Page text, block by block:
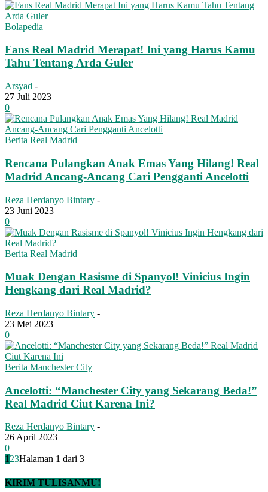
Bolapedia
Fans Real Madrid Merapat! Ini yang Harus Kamu
Tahu Tentang Arda Guler
Arsyad -
27 Juli 2023
0
Berita Real Madrid
Rencana Pulangkan Anak Emas Yang Hilang! Real
Madrid Ancang-Ancang Cari Pengganti Ancelotti
Reza Herdanyo Bintary -
23 Juni 2023
0
Berita Real Madrid
Muak Dengan Rasisme di Spanyol! Vinicius Ingin
Hengkang dari Real Madrid?
Reza Herdanyo Bintary -
23 Mei 2023
0
Berita Manchester City
Ancelotti: “Manchester City yang Sekarang Beda!”
Real Madrid Ciut Karena Ini?
Reza Herdanyo Bintary -
26 April 2023
0
1 23Halaman 1 dari 3
KIRIM TULISANMU!